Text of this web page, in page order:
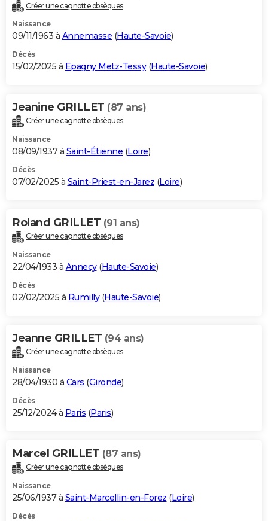
Créer une cagnotte obsèques
Naissance
09/11/1963 à Annemasse (Haute-Savoie)
Décès
15/02/2025 à Epagny Metz-Tessy(Haute-Savoie)
Jeanine GRILLET (87 ans)
Créer une cagnotte obsèques
Naissance
08/09/1937 à Saint-Étienne (Loire)
Décès
07/02/2025 à Saint-Priest-en-Jarez (Loire)
Roland GRILLET (91 ans)
Créer une cagnotte obsèques
Naissance
22/04/1933 à Annecy(Haute-Savoie)
Décès
02/02/2025 à Rumilly(Haute-Savoie)
Jeanne GRILLET (94 ans)
Créer une cagnotte obsèques
Naissance
28/04/1930 à Cars (Gironde)
Décès
25/12/2024 à Paris (Paris)
Marcel GRILLET (87 ans)
Créer une cagnotte obsèques
Naissance
25/06/1937 à Saint-Marcellin-en-Forez (Loire)
Décès